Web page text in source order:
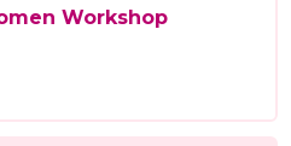
Workshop